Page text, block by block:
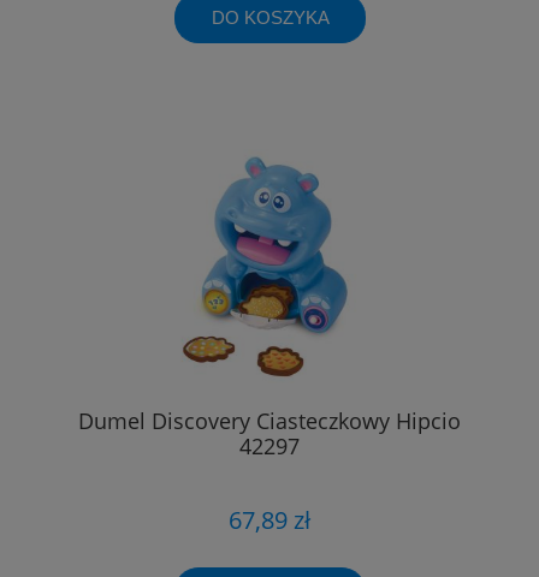
DO KOSZYKA
Dumel Discovery Ciasteczkowy Hipcio
42297
67,89 zł